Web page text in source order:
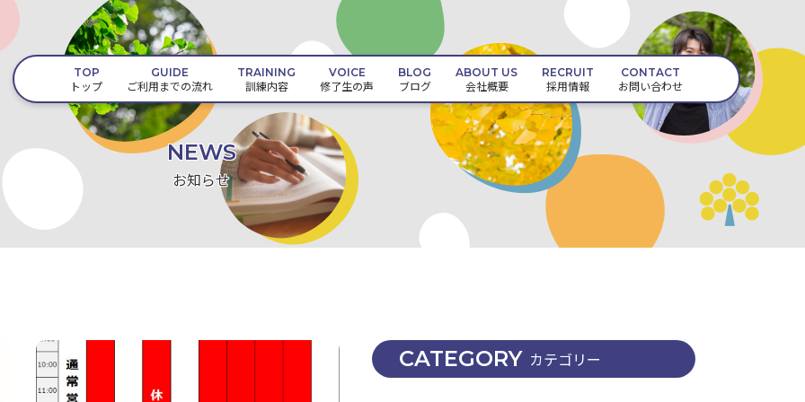
トップ
TOP
ご利用までの流れ
GUIDE
訓練内容
TRAINING
修了生の声
VOICE
ブログ
BLOG
会社概要
ABOUT US
採用情報
RECRUIT
お問い合わせ
CONTACT
NEWS
お知らせ
CATEGORY カテゴリー